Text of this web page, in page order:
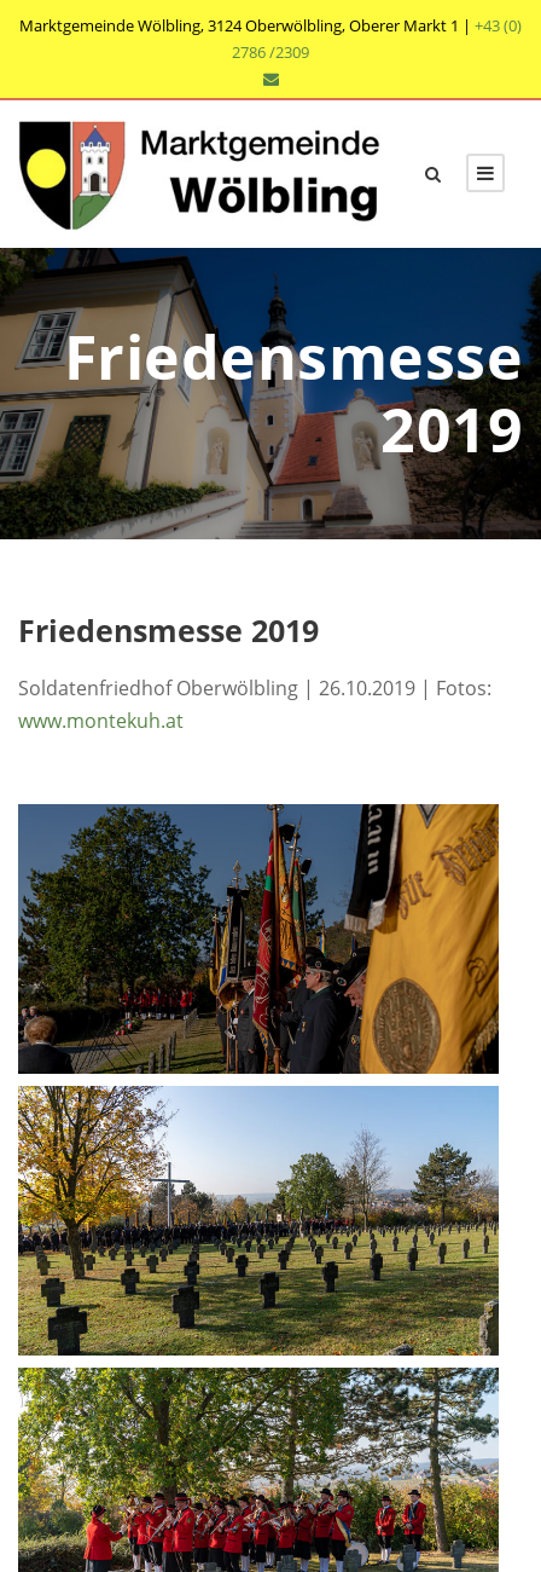
Marktgemeinde Wölbling, 3124 Oberwölbling, Oberer Markt 1 | +43 (0)
2786 /2309
Friedensmesse
2019
Friedensmesse 2019
Soldatenfriedhof Oberwölbling | 26.10.2019 | Fotos:
www.montekuh.at